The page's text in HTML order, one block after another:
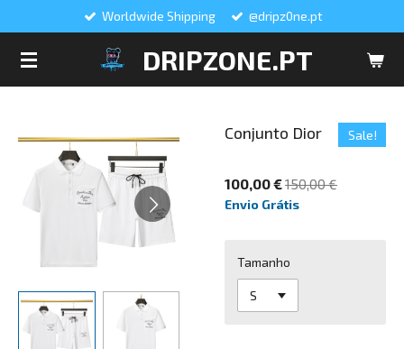
DRIPZONE.PT
Worldwide Shipping @dripz0ne.pt
Conjunto Dior Sale!
100,00 €150,00 €
Envio Grátis
Tamanho